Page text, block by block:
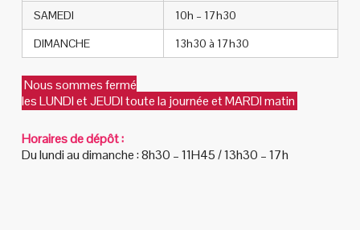
SAMEDI
10h – 17h30
DIMANCHE
13h30 à 17h30
Nous sommes fermé
les LUNDI et JEUDI toute la journée et MARDI matin
Horaires de dépôt :
Du lundi au dimanche : 8h30 – 11H45 / 13h30 – 17h